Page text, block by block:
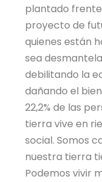
plantado
proyecto de
quienes están
sea
debilitando la
dañando el
22,2% de las
tierra vive en
social. Somos
nuestra tierra
Podemos vivir